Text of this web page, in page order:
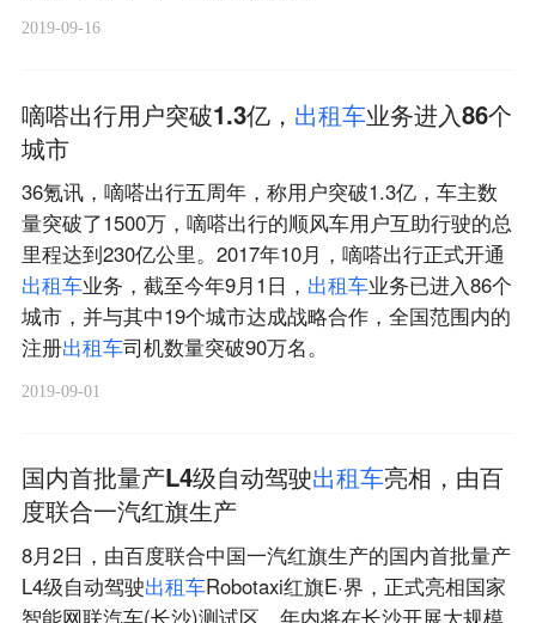
2019-09-16
嘀嗒出行用户突破1.3亿， 出租车业务进入86个
城市
36氪讯，嘀嗒出行五周年，称用户突破1.3亿，车主数
量突破了1500万，嘀嗒出行的顺风车用户互助行驶的总
里程达到230亿公里。2017年10月，嘀嗒出行正式开通
出租车业务，截至今年9月1日， 出租车业务已进入86个
城市，并与其中19个城市达成战略合作，全国范围内的
注册出租车司机数量突破90万名。
2019-09-01
国内首批量产L4级自动驾驶出租车亮相，由百
度联合一汽红旗生产
8月2日，由百度联合中国一汽红旗生产的国内首批量产
L4级自动驾驶出租车Robotaxi红旗E·界，正式亮相国家
智能网联汽车(长沙)测试区，年内将在长沙开展大规模